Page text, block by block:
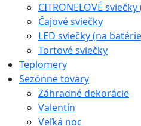
CITRONELOVÉ
Čajové sviečky
LED sviečky (na
Tortové sviečky
Teplomery
Sezónne tovary
Záhradné dekorácie
Valentín
Veľká noc